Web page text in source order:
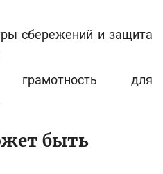
сбережений и защита
для
быть